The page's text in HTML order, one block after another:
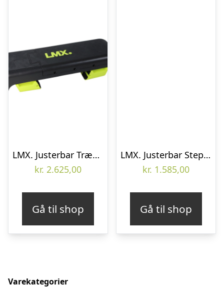
LMX. Justerbar Trænings- og Stepbænk
kr. 2.625,00
Gå til shop
LMX. Justerbar Stepbænk
kr. 1.585,00
Gå til shop
Varekategorier